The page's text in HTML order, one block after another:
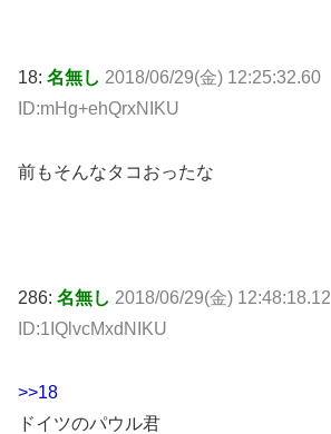
18: 名無し 2018/06/29(金) 12:25:32.60
ID:mHg+ehQrxNIKU
前もそんなタコおったな
286: 名無し 2018/06/29(金) 12:48:18.12
ID:1IQlvcMxdNIKU
>>18
ドイツのパウル君